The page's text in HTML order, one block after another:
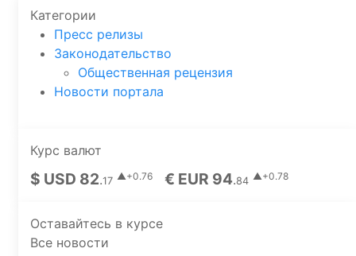
Категории
Пресс релизы
Законодательство
Общественная рецензия
Новости портала
Курс валют
$ USD 82.17 ▲+0.76 € EUR 94.84 ▲+0.78
Оставайтесь в курсе
Все новости